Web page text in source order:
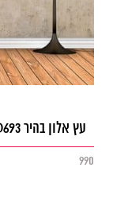
עץ אלון בהיר D693
990